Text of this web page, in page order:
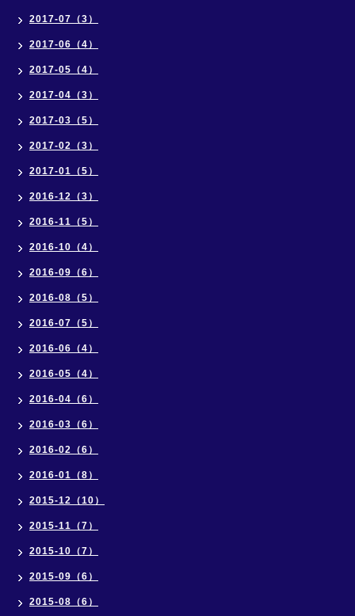
2017-07（3）
2017-06（4）
2017-05（4）
2017-04（3）
2017-03（5）
2017-02（3）
2017-01（5）
2016-12（3）
2016-11（5）
2016-10（4）
2016-09（6）
2016-08（5）
2016-07（5）
2016-06（4）
2016-05（4）
2016-04（6）
2016-03（6）
2016-02（6）
2016-01（8）
2015-12（10）
2015-11（7）
2015-10（7）
2015-09（6）
2015-08（6）